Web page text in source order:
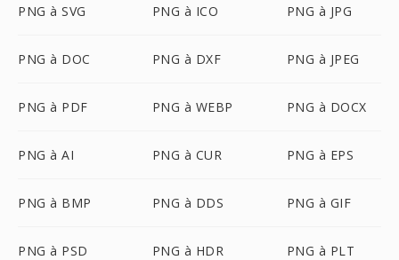
PNG à SVG PNG à ICO PNG à JPG
PNG à DOC PNG à DXF PNG à JPEG
PNG à PDF PNG à WEBP PNG à DOCX
PNG à AI PNG à CUR PNG à EPS
PNG à BMP PNG à DDS PNG à GIF
PNG à PSD PNG à HDR PNG à PLT